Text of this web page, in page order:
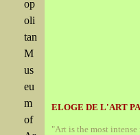
op
oli
tan
M
us
eu
m
of
ELOGE DE L'ART
"Art is the most